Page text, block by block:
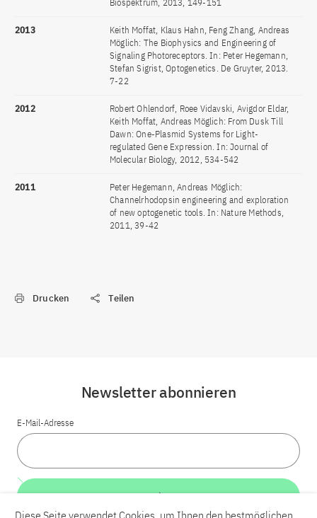
Biospektrum, 2013, 149-151
2013
Keith Moffat, Klaus Hahn, Feng Zhang, Andreas
Möglich: The Biophysics and Engineering of
Signaling Photoreceptors. In: Peter Hegemann,
Stefan Sigrist, Optogenetics. De Gruyter, 2013.
7-22
2012
Robert Ohlendorf, Roee Vidavski, Avigdor Eldar,
Keith Moffat, Andreas Möglich: From Dusk Till
Dawn: One-Plasmid Systems for Light-
regulated Gene Expression. In: Journal of
Molecular Biology, 2012, 534-542
2011
Peter Hegemann, Andreas Möglich:
Channelrhodopsin engineering and exploration
of new optogenetic tools. In: Nature Methods,
2011, 39-42
Drucken Teilen
Newsletter abonnieren
E-Mail-Adresse
Weiter
Diese Seite verwendet Cookies, um Ihnen den bestmöglichen